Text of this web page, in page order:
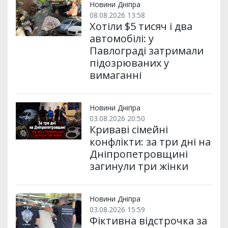
Новини Дніпра
08.08.2026 13:58
Хотіли $5 тисяч і два
автомобілі: у
Павлограді затримали
підозрюваних у
вимаганні
Новини Дніпра
03.08.2026 20:50
Криваві сімейні
конфлікти: за три дні на
Дніпропетровщині
загинули три жінки
Новини Дніпра
03.08.2026 15:59
Фіктивна відстрочка за